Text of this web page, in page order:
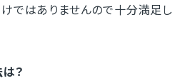
ではありませんので十分満足し
？